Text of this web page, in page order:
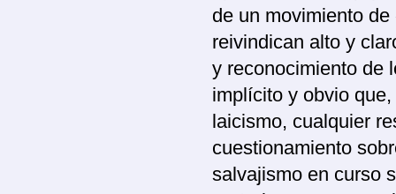
de un movimiento
reivindican alto y
y reconocimiento de
implícito y obvio
laicismo, cualquier
cuestionamiento
salvajismo en curso